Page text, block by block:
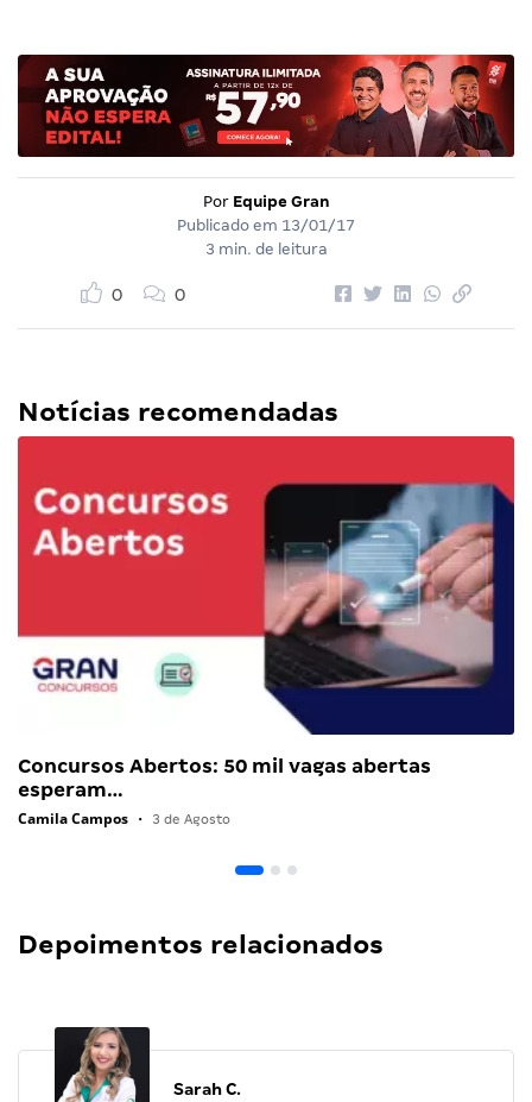
Por Equipe Gran
Publicado em 13/01/17
3 min. de leitura
0 0
Notícias recomendadas
Concursos Abertos: 50 mil vagas abertas
esperam…
Camila Campos • 3 de Agosto
Depoimentos relacionados
Sarah C.